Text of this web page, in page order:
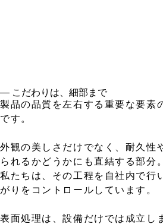
― こだわりは、細部まで
製品の品質を左右する重要な要素
です。
外観の美しさだけでなく、耐久性
られるかどうかにも直結する部分。
私たちは、その工程を自社内で行
がりをコントロールしています。
表面処理は、設備だけでは成立し